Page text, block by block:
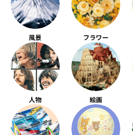
風景 フラワー
人物 絵画